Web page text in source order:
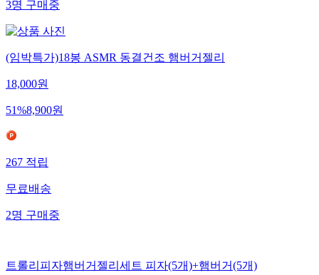
3명구매중
(임박특가)18봉 ASMR 동결건조 햄버거젤리
18,000원
51%8,900원
267적립
무료배송
2명구매중
트롤리피자햄버거젤리세트 피자(5개)+햄버거(5개)